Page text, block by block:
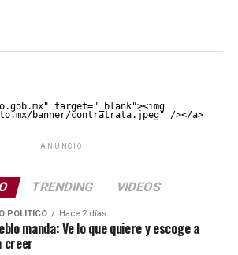
target="_blank"><img
banner/contratrata.jpeg" /></a>
ANUNCIO
TRENDING VIDEOS
POLÍTICO Hace 2 días
manda: Ve lo que quiere y escoge a
creer